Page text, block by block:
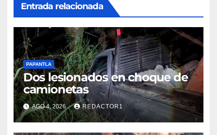
Entrada relacionada
PAPANTLA
Dos lesionados en choque de
camionetas
AGO 4, 2026 REDACTOR1